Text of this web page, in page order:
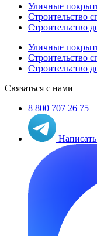
Уличные
Строительство
Строительство
Уличные
Строительство
Строительство
Связаться с нами
8 800 707 26 75